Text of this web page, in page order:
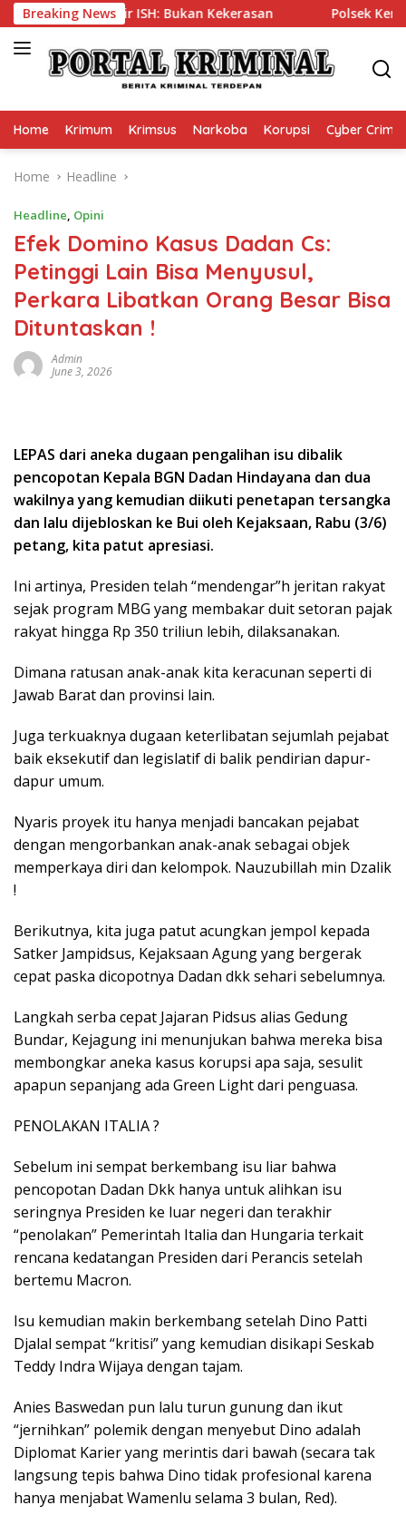
Skip
to
content
Breaking News
ISH: Bukan Kekerasan Polsek Kembangan
Home Krimum Krimsus Narkoba Korupsi Cyber Crime
Home Headline
Headline, Opini
Efek Domino Kasus Dadan Cs:
Petinggi Lain Bisa Menyusul,
Perkara Libatkan Orang Besar Bisa
Dituntaskan !
Admin
June 3, 2026
LEPAS dari aneka dugaan pengalihan isu dibalik
pencopotan Kepala BGN Dadan Hindayana dan dua
wakilnya yang kemudian diikuti penetapan tersangka
dan lalu dijebloskan ke Bui oleh Kejaksaan, Rabu (3/6)
petang, kita patut apresiasi.
Ini artinya, Presiden telah “mendengar”h jeritan rakyat
sejak program MBG yang membakar duit setoran pajak
rakyat hingga Rp 350 triliun lebih, dilaksanakan.
Dimana ratusan anak-anak kita keracunan seperti di
Jawab Barat dan provinsi lain.
Juga terkuaknya dugaan keterlibatan sejumlah pejabat
baik eksekutif dan legislatif di balik pendirian dapur-
dapur umum.
Nyaris proyek itu hanya menjadi bancakan pejabat
dengan mengorbankan anak-anak sebagai objek
memperkaya diri dan kelompok. Nauzubillah min Dzalik
!
Berikutnya, kita juga patut acungkan jempol kepada
Satker Jampidsus, Kejaksaan Agung yang bergerak
cepat paska dicopotnya Dadan dkk sehari sebelumnya.
Langkah serba cepat Jajaran Pidsus alias Gedung
Bundar, Kejagung ini menunjukan bahwa mereka bisa
membongkar aneka kasus korupsi apa saja, sesulit
apapun sepanjang ada Green Light dari penguasa.
PENOLAKAN ITALIA ?
Sebelum ini sempat berkembang isu liar bahwa
pencopotan Dadan Dkk hanya untuk alihkan isu
seringnya Presiden ke luar negeri dan terakhir
“penolakan” Pemerintah Italia dan Hungaria terkait
rencana kedatangan Presiden dari Perancis setelah
bertemu Macron.
Isu kemudian makin berkembang setelah Dino Patti
Djalal sempat “kritisi” yang kemudian disikapi Seskab
Teddy Indra Wijaya dengan tajam.
Anies Baswedan pun lalu turun gunung dan ikut
“jernihkan” polemik dengan menyebut Dino adalah
Diplomat Karier yang merintis dari bawah (secara tak
langsung tepis bahwa Dino tidak profesional karena
hanya menjabat Wamenlu selama 3 bulan, Red).